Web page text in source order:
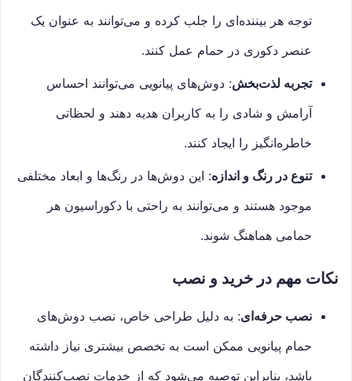
توجه هر بیننده‌ای را جلب کرده و می‌توانند به عنوان یک
عنصر دکوری در حمام عمل کنند.
تجربه لذت‌بخش: دوش‌های پیانویی می‌توانند احساس
آرامش و شادی را به کاربران هدیه دهند و لحظاتی
خاطره‌انگیز را ایجاد کنند.
تنوع در رنگ و اندازه: این دوش‌ها در رنگ‌ها و ابعاد مختلفی
موجود هستند و می‌توانند به راحتی با دکوراسیون هر
حمامی هماهنگ شوند.
نکات مهم در خرید و نصب
نصب حرفه‌ای: به دلیل طراحی خاص، نصب دوش‌های
حمام پیانویی ممکن است به تخصص بیشتری نیاز داشته
باشد، بنابراین توصیه می‌شود که از خدمات نصب‌کنندگان